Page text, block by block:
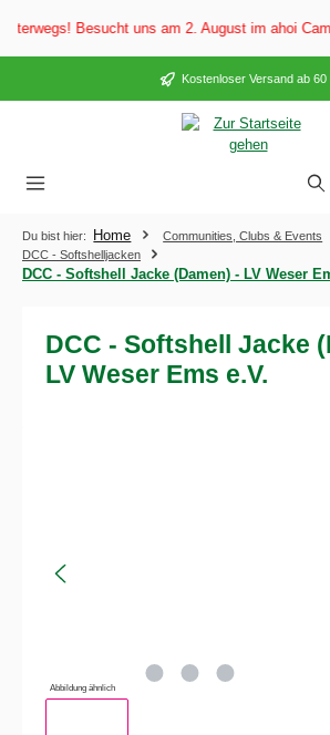
springen
Besucht uns am 2. August im ahoi
Kostenloser Versand ab 60
Du bist hier: Home Communities, Clubs & Events
DCC - Softshelljacken
DCC - Softshell Jacke (Damen) - LV Weser
DCC - Softshell Jacke
LV Weser Ems e.V.
Abbildung ähnlich